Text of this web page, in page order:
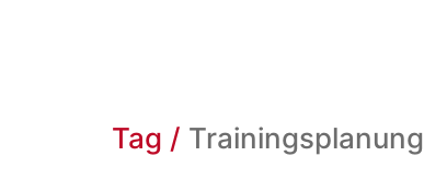
Tag / Trainingsplanung